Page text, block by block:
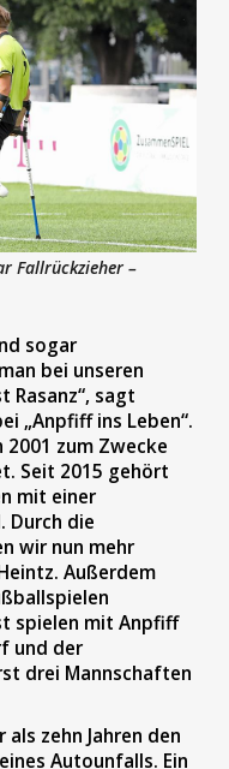
Fallrückzieher –
sogar
bei unseren
Rasanz“, sagt
„Anpfiff ins Leben“.
zum Zwecke
Seit 2015 gehört
mit einer
Durch die
wir nun mehr
Außerdem
spielen mit Anpfiff
und der
drei Mannschaften
zehn Jahren den
Autounfalls. Ein